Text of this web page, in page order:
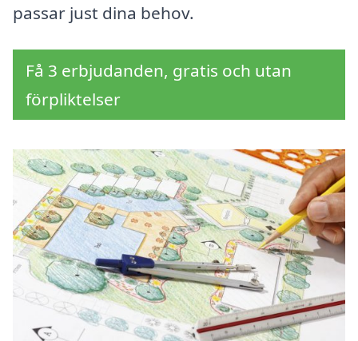
passar just dina behov.
Få 3 erbjudanden, gratis och utan
förpliktelser